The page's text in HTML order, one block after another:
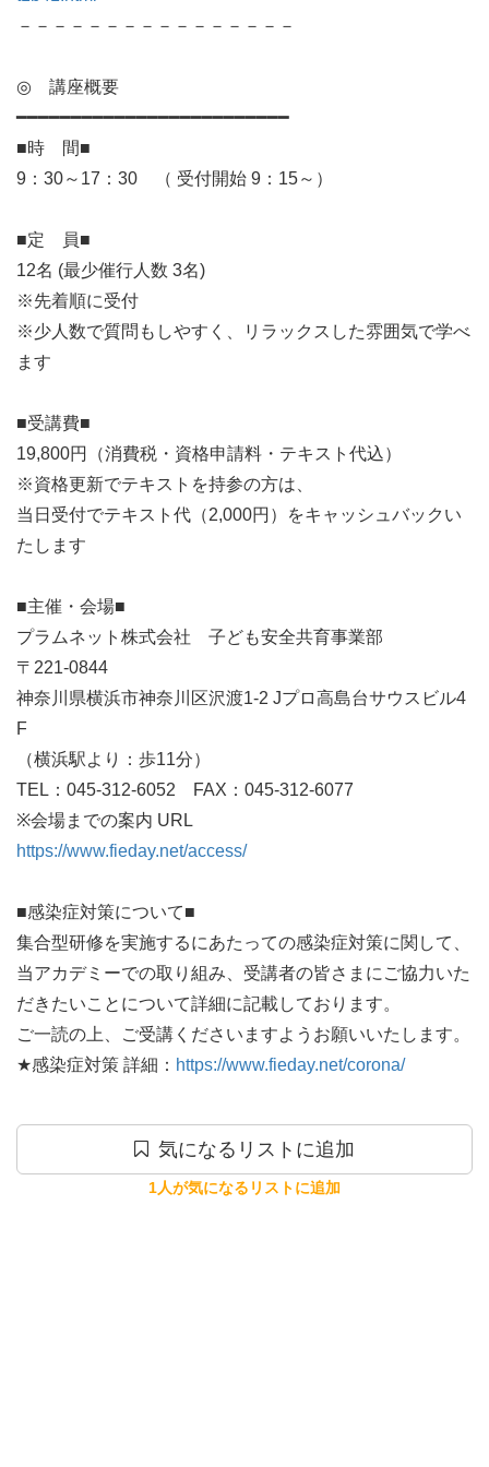
－－－－－－－－－－－－－－－－
◎　講座概要
━━━━━━━━━━━━━━━━━━━━━━━━━
■時　間■
9：30～17：30　（ 受付開始 9：15～）
■定　員■
12名 (最少催行人数 3名)
※先着順に受付
※少人数で質問もしやすく、リラックスした雰囲気で学べ
ます
■受講費■
19,800円（消費税・資格申請料・テキスト代込）
※資格更新でテキストを持参の方は、
当日受付でテキスト代（2,000円）をキャッシュバックい
たします
■主催・会場■
プラムネット株式会社　子ども安全共育事業部
〒221-0844
神奈川県横浜市神奈川区沢渡1-2 Jプロ高島台サウスビル4
F
（横浜駅より：歩11分）
TEL：045-312-6052　FAX：045-312-6077
https://www.fieday.net/access/
■感染症対策について■
集合型研修を実施するにあたっての感染症対策に関して、
当アカデミーでの取り組み、受講者の皆さまにご協力いた
だきたいことについて詳細に記載しております。
ご一読の上、ご受講くださいますようお願いいたします。
★感染症対策 詳細： https://www.fieday.net/corona/
気になるリストに追加
1人が気になるリストに追加